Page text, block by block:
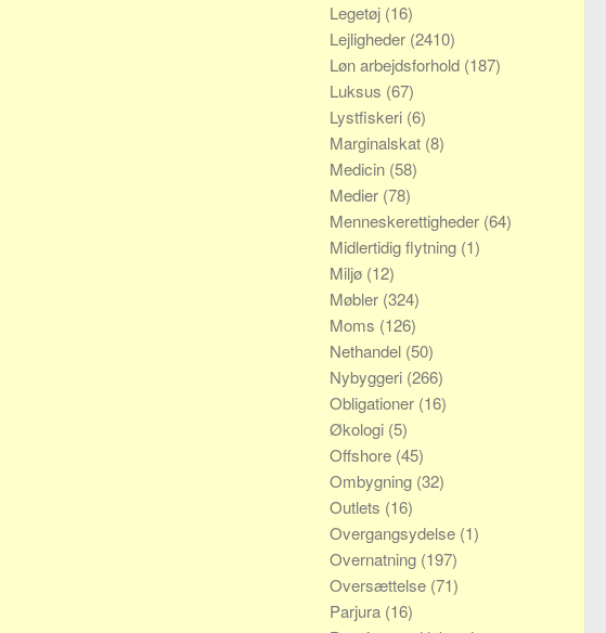
Legetøj (16)
Lejligheder (2410)
Løn arbejdsforhold (187)
Luksus (67)
Lystfiskeri (6)
Marginalskat (8)
Medicin (58)
Medier (78)
Menneskerettigheder (64)
Midlertidig flytning (1)
Miljø (12)
Møbler (324)
Moms (126)
Nethandel (50)
Nybyggeri (266)
Obligationer (16)
Økologi (5)
Offshore (45)
Ombygning (32)
Outlets (16)
Overgangsydelse (1)
Overnatning (197)
Oversættelse (71)
Parjura (16)